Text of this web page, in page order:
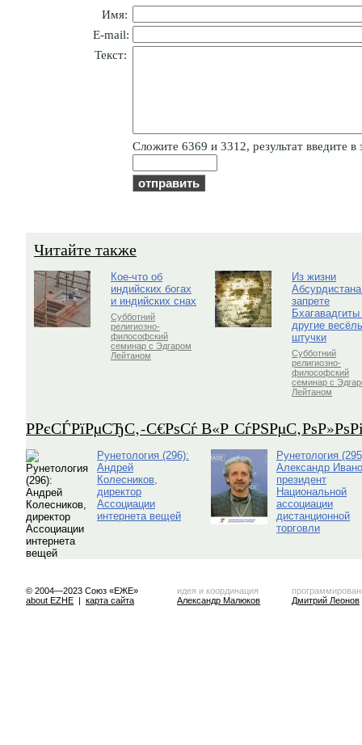
Имя:
E-mail:
Текст:
Cлoжитe 6369 и 3312, результат введите в
Читайте также
Кое-что об
индийских богах
и индийских снах
Субботний
религиозно-
философский
семинар с Эдгаром
Лейтаном
Из жизни
запрете
Бхагавадгиты
другие
штучки
Субботний
религиозно-
философский
семинар с
Лейтаном
Р­РєСЃРїРµСЂС‚-С€РѕСѓ В«Р
Рунетология (296):
Андрей
Колесников,
директор
Ассоциации
интернета вещей
Рунетология
Александр
президент
Национальной
ассоциации
дистанционной
торговли
© 2004—2023 Союз «ЕЖЕ»
about EZHE | карта сайта
идея и координация
Александр Малюков
Дмитрий Леонов